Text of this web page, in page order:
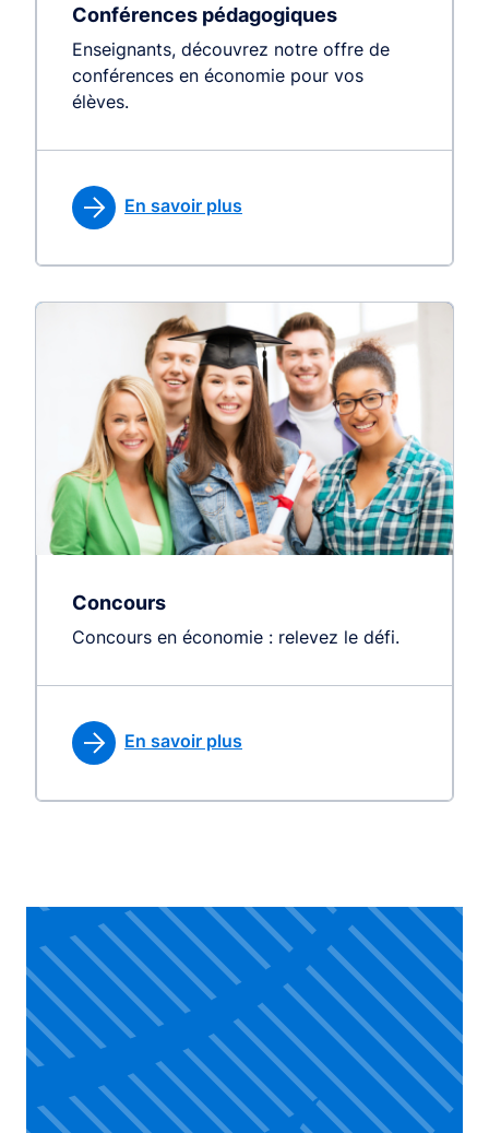
Conférences pédagogiques
Enseignants, découvrez notre offre de
conférences en économie pour vos
élèves.
En savoir plus
Concours
Concours en économie : relevez le défi.
En savoir plus